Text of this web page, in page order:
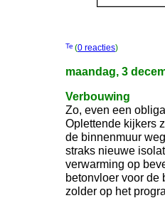
(0 reacties)
maandag, 3
Verbouwing
Zo, even een
Oplettende kijkers
de binnenmuur
straks nieuwe
verwarming op
betonvloer voor de
zolder op het